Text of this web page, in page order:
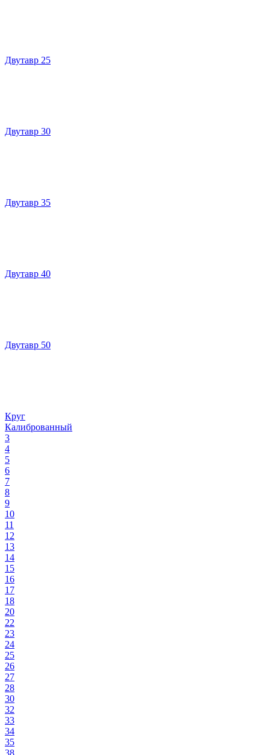
Двутавр 25
Двутавр 30
Двутавр 35
Двутавр 40
Двутавр 50
Круг
Калиброванный
3
4
5
6
7
8
9
10
11
12
13
14
15
16
17
18
20
22
23
24
25
26
27
28
30
32
33
34
35
38